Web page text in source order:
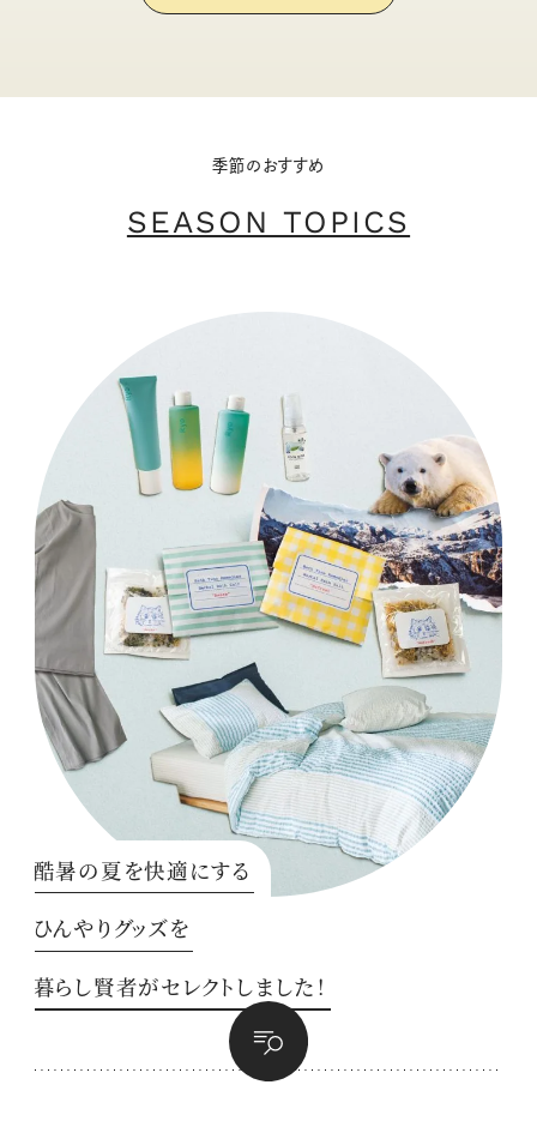
季節のおすすめ
SEASON TOPICS
酷暑の夏を快適にする
ひんやりグッズを
暮らし賢者がセレクトしました！